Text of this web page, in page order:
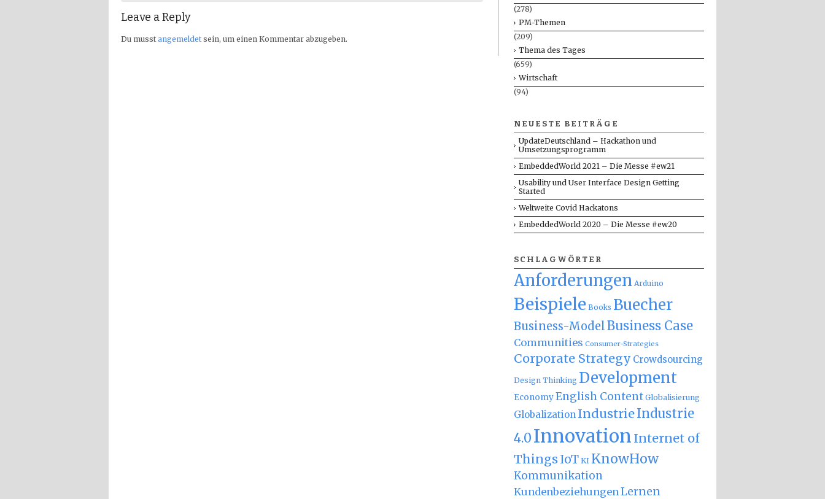
Leave a Reply
Du musstangemeldetsein, um einen Kommentar abzugeben.
(278)
PM-Themen
(209)
Thema des Tages
(659)
Wirtschaft
(94)
NEUESTE BEITRÄGE
UpdateDeutschland – Hackathon und
Umsetzungsprogramm
EmbeddedWorld 2021 – Die Messe #ew21
Usability und User Interface Design Getting
Started
Weltweite Covid Hackatons
EmbeddedWorld 2020 – Die Messe #ew20
SCHLAGWÖRTER
Anforderungen Arduino
Beispiele Books Buecher
Business-Model Business Case
Communities Consumer-Strategies
Corporate Strategy Crowdsourcing
Design Thinking Development
EconomyEnglish Content Globalisierung
Globalization IndustrieIndustrie
4.0Innovation Internet of
ThingsIoT KI KnowHow
Kommunikation
Kundenbeziehungen Lernen